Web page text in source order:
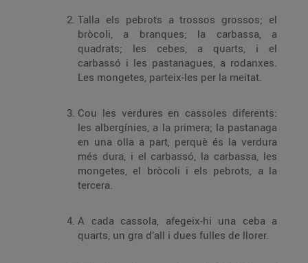
Talla els pebrots a trossos grossos; el
bròcoli, a branques; la carbassa, a
quadrats; les cebes, a quarts, i el
carbassó i les pastanagues, a rodanxes.
Les mongetes, parteix-les per la meitat.
Cou les verdures en cassoles diferents:
les albergínies, a la primera; la pastanaga
en una olla a part, perquè és la verdura
més dura, i el carbassó, la carbassa, les
mongetes, el bròcoli i els pebrots, a la
tercera.
A cada cassola, afegeix-hi una ceba a
quarts, un gra d’all i dues fulles de llorer.